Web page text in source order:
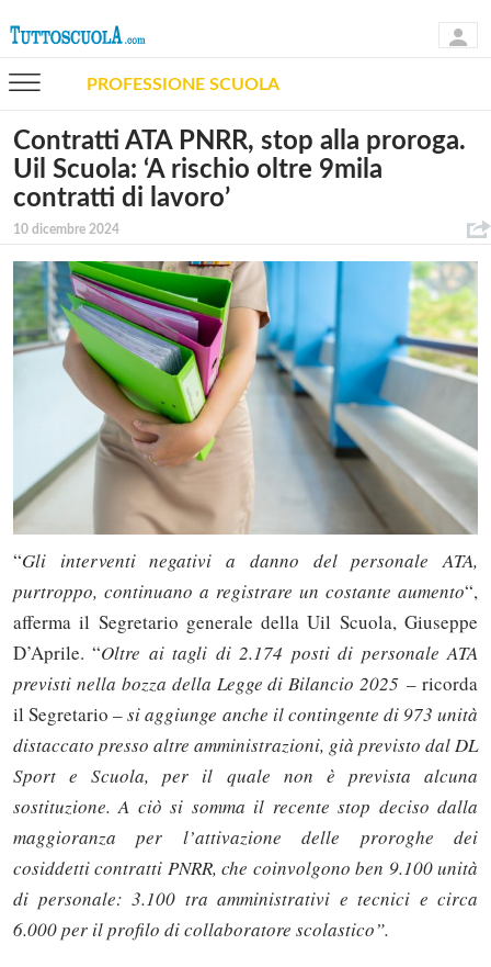
PROFESSIONE SCUOLA
Contratti ATA PNRR, stop alla proroga.
Uil Scuola: ‘A rischio oltre 9mila
contratti di lavoro’
10 dicembre 2024
“Gli interventi negativi a danno del personale ATA,
purtroppo, continuano a registrare un costante aumento“,
afferma il Segretario generale della Uil Scuola, Giuseppe
D’Aprile. “Oltre ai tagli di 2.174 posti di personale ATA
previsti nella bozza della Legge di Bilancio 2025 – ricorda
il Segretario –si aggiunge anche il contingente di 973 unità
distaccato presso altre amministrazioni, già previsto dal DL
Sport e Scuola, per il quale non è prevista alcuna
sostituzione. A ciò si somma il recente stop deciso dalla
maggioranza per l’attivazione delle proroghe dei
cosiddetti contratti PNRR, che coinvolgono ben 9.100 unità
di personale: 3.100 tra amministrativi e tecnici e circa
6.000 per il profilo di collaboratore scolastico”.